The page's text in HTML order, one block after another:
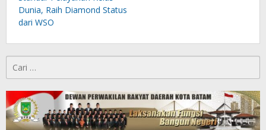
Dunia, Raih Diamond Status
dari WSO
untuk: